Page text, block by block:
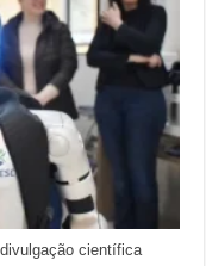
científica